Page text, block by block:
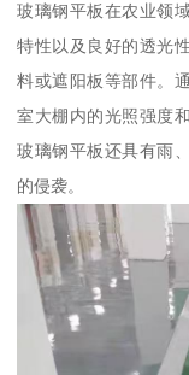
玻璃钢平板在农业领
特性以及良好的透光
料或遮阳板等部件。
室大棚内的光照强度
玻璃钢平板还具有雨
的侵袭。